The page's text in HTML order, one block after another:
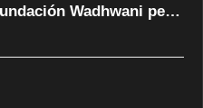
Alianza con Fundación Wadhwani permitirá proteger hasta 30 mil empleos en Chihuahua